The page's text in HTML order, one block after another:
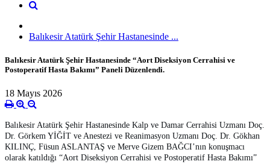
Balıkesir Atatürk Şehir Hastanesinde ...
Balıkesir Atatürk Şehir Hastanesinde “Aort Diseksiyon Cerrahisi ve
Postoperatif Hasta Bakımı” Paneli Düzenlendi.
18 Mayıs 2026
Balıkesir Atatürk Şehir Hastanesinde Kalp ve Damar Cerrahisi Uzmanı Doç.
Dr. Görkem YİĞİT ve Anestezi ve Reanimasyon Uzmanı Doç. Dr. Gökhan
KILINÇ, Füsun ASLANTAŞ ve Merve Gizem BAĞCI’nın konuşmacı
olarak katıldığı “Aort Diseksiyon Cerrahisi ve Postoperatif Hasta Bakımı”